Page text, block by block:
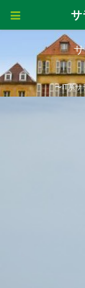
〜IT系サ
サ